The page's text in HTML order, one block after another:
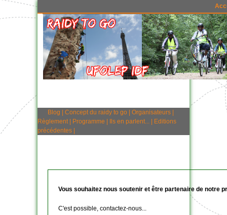
Blog Concept du raidy to go Organisateurs
Règlement| Programme Ils en parlent...
Editions
précédentes
Vous souhaitez nous soutenir et être partenaire de notre
C'est possible, contactez-nous...